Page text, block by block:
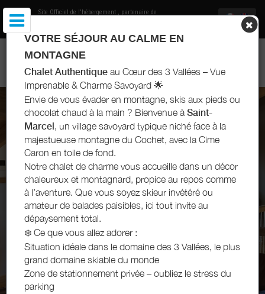
Site Officiel de l'hébergement , partenaire de
CHALET STONE SHED - SAINT-MARTIN-DE-BELLEVILLE - 3
VALLÉES
VOTRE SÉJOUR AU CALME EN
MONTAGNE
Chalet Authentique au Cœur des 3 Vallées – Vue
Imprenable & Charme Savoyard 🌟
Envie de vous évader en montagne, skis aux pieds ou
chocolat chaud à la main ? Bienvenue à Saint-
Marcel, un village savoyard typique niché face à la
majestueuse montagne du Cochet, avec la Cime
Caron en toile de fond.
Notre chalet de charme vous accueille dans un décor
chaleureux et montagnard, propice au repos comme
à l’aventure. Que vous soyez skieur invétéré ou
amateur de balades paisibles, ici tout invite au
dépaysement total.
❄️ Ce que vous allez adorer :
Situation idéale dans le domaine des 3 Vallées, le plus
grand domaine skiable du monde
Zone de stationnement privée – oubliez le stress du
parking